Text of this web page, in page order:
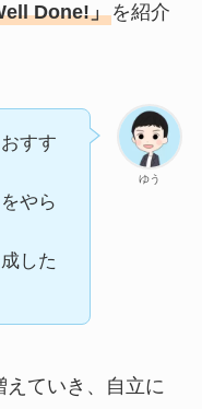
Done!」を紹介
ゆう
すす
やら
した
ていき、自立に